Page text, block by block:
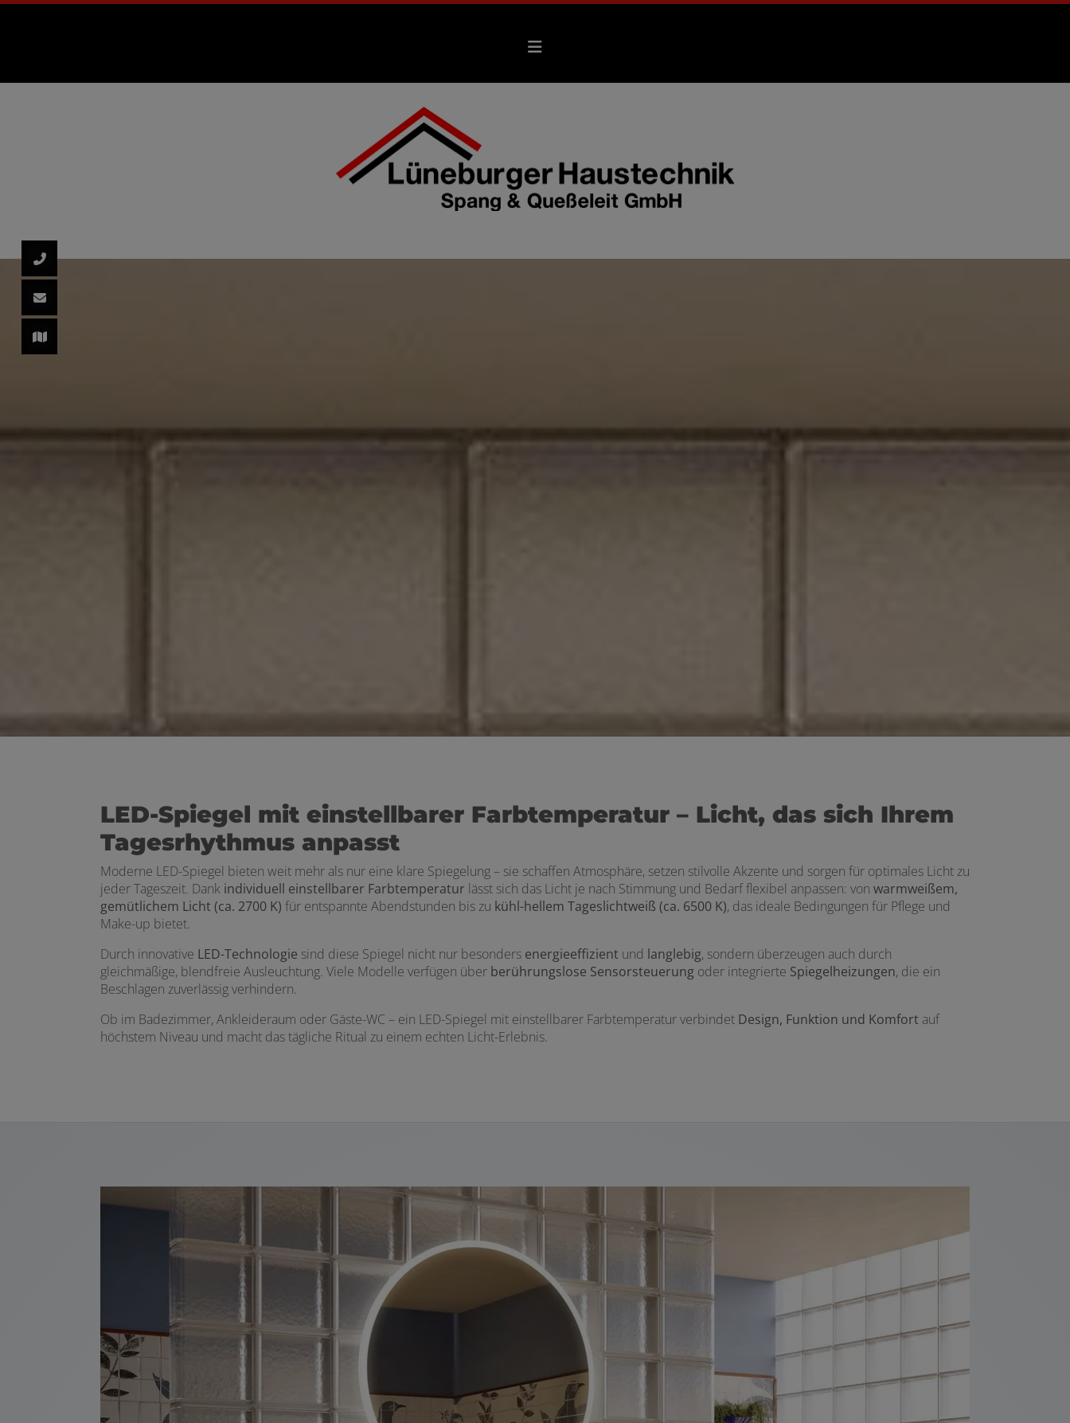
LED-Spiegel mit einstellbarer Farbtemperatur – Licht, das sich Ihrem
Tagesrhythmus anpasst
Moderne LED-Spiegel bieten weit mehr als nur eine klare Spiegelung – sie schaffen Atmosphäre, setzen stilvolle Akzente und sorgen für optimales Licht zu
jeder Tageszeit. Dank individuell einstellbarer Farbtemperatur lässt sich das Licht je nach Stimmung und Bedarf flexibel anpassen: von warmweißem,
gemütlichem Licht (ca. 2700 K) für entspannte Abendstunden bis zu kühl-hellem Tageslichtweiß (ca. 6500 K), das ideale Bedingungen für Pflege und
Make-up bietet.
Durch innovative LED-Technologie sind diese Spiegel nicht nur besonders energieeffizient und langlebig, sondern überzeugen auch durch
gleichmäßige, blendfreie Ausleuchtung. Viele Modelle verfügen über berührungslose Sensorsteuerung oder integrierte Spiegelheizungen, die ein
Beschlagen zuverlässig verhindern.
Ob im Badezimmer, Ankleideraum oder Gäste-WC – ein LED-Spiegel mit einstellbarer Farbtemperatur verbindet Design, Funktion und Komfort auf
höchstem Niveau und macht das tägliche Ritual zu einem echten Licht-Erlebnis.